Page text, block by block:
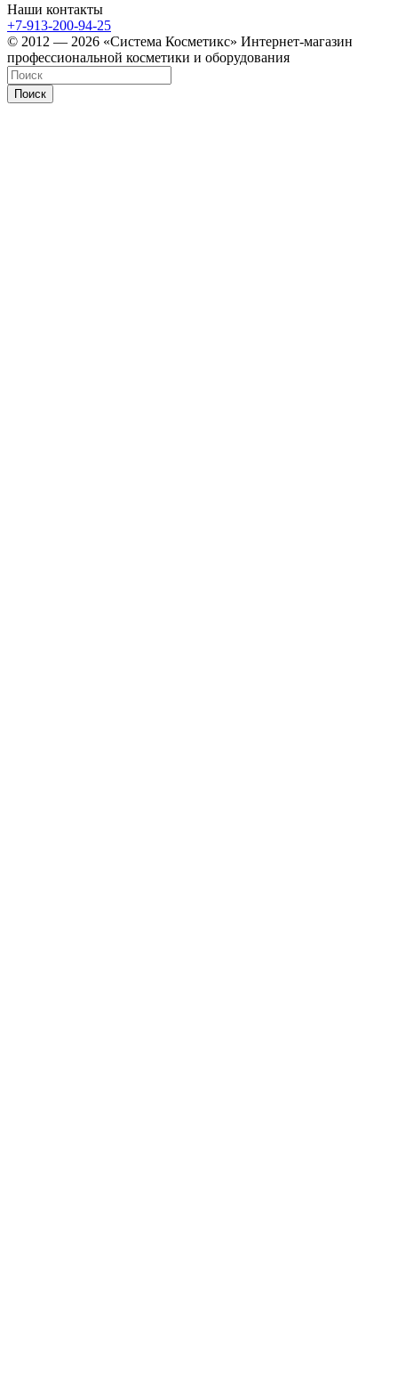
Наши контакты
+7-913-200-94-25
© 2012 — 2026 «Система Косметикс» Интернет-магазин
профессиональной косметики и оборудования
Поиск